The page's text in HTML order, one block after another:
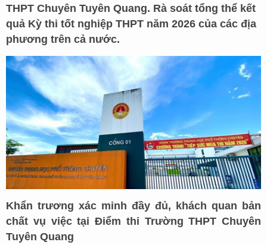
THPT Chuyên Tuyên Quang. Rà soát tổng thể kết
quả Kỳ thi tốt nghiệp THPT năm 2026 của các địa
phương trên cả nước.
Khẩn trương xác minh đầy đủ, khách quan bản
chất vụ việc tại Điểm thi Trường THPT Chuyên
Tuyên Quang